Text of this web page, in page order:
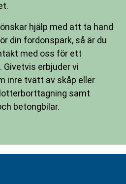
hjälp med att ta hand
din fordonspark, så är du
med oss för ett
erbjuder vi
inre tvätt av skåp eller
samt
betongbilar.